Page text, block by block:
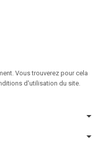
Vous trouverez pour cela
d'utilisation du site.